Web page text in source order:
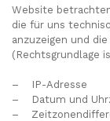
Website
die für uns
anzuzeigen und
(Rechtsgrundlage
– IP-Adresse
– Datum und
–